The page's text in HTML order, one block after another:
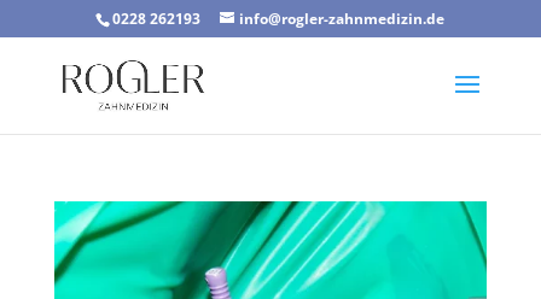
0228 262193 info@rogler-zahnmedizin.de